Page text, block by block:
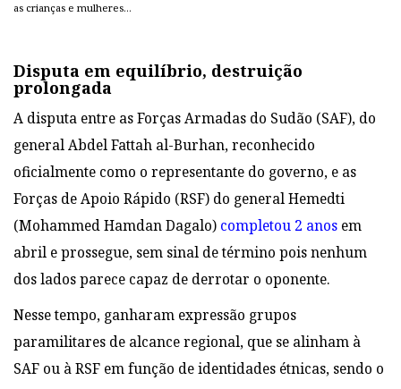
as crianças e mulheres…
Disputa em equilíbrio, destruição
prolongada
A disputa entre as Forças Armadas do Sudão (SAF), do
general Abdel Fattah al-Burhan, reconhecido
oficialmente como o representante do governo, e as
Forças de Apoio Rápido (RSF) do general Hemedti
(Mohammed Hamdan Dagalo) completou 2 anos em
abril e prossegue, sem sinal de término pois nenhum
dos lados parece capaz de derrotar o oponente.
Nesse tempo, ganharam expressão grupos
paramilitares de alcance regional, que se alinham à
SAF ou à RSF em função de identidades étnicas, sendo o